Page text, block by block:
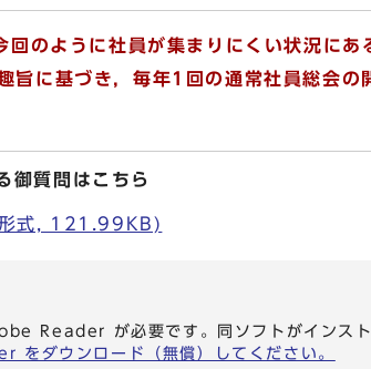
のように社員が集まりにくい状況にあ
旨に基づき，毎年1回の通常社員総会の
御質問はこちら
形式, 121.99KB)
Reader が必要です。同ソフトがインス
ダウンロード（無償）してください。